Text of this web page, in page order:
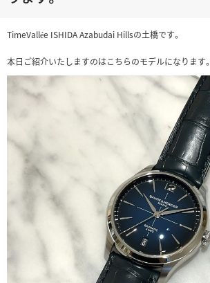
TimeVallée ISHIDA Azabudai Hillsの土橋です。
本日ご紹介いたしますのはこちらのモデルになります。